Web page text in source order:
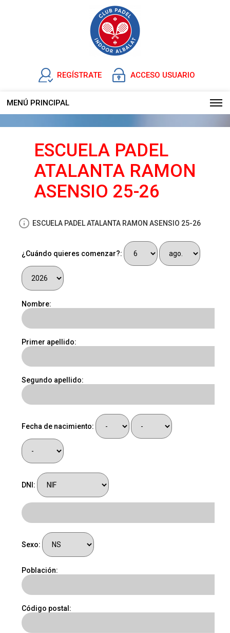
REGÍSTRATE ACCESO USUARIO
MENÚ PRINCIPAL
ESCUELA PADEL
ATALANTA RAMON
ASENSIO 25-26
ESCUELA PADEL ATALANTA RAMON ASENSIO 25-26
¿Cuándo quieres comenzar?:
Nombre:
Primer apellido:
Segundo apellido:
Fecha de nacimiento:
DNI:
Sexo:
Población:
Código postal: